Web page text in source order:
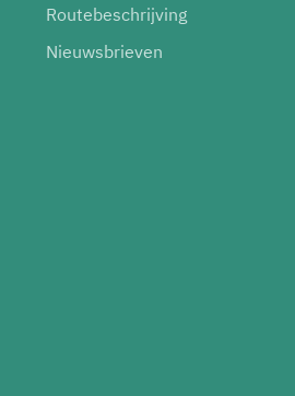
Routebeschrijving
Nieuwsbrieven